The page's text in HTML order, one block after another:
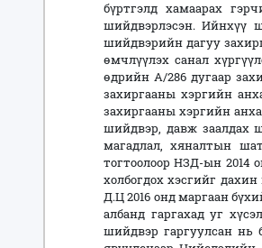
бүртгэлд хамаарах
шийдвэрлэсэн. Ийнхүү
шийдвэрийн дагуу
өмчлүүлэх санал
өдрийн А/286 дугаар
захиргааны хэргийн
захиргааны хэргийн
шийдвэр, давж заалдах
магадлал, хяналтын
тогтоолоор НЗД-ын 2014
холбогдох хэсгийг
Д.Ц 2016 онд маргаан
албанд гаргахад уг
шийдвэр гаргуулсан нь